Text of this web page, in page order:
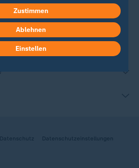
Datenschutz Datenschutzeinstellungen
Zustimmen
Ablehnen
Einstellen